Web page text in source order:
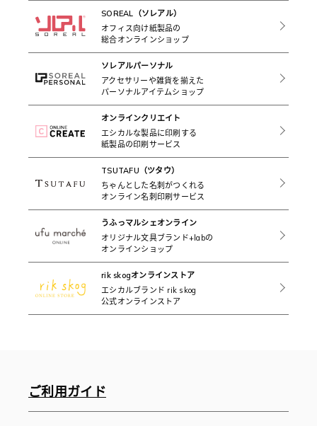
SOREAL（ソレアル）
オフィス向け紙製品の
総合オンラインショップ
ソレアルパーソナル
アクセサリーや雑貨を揃えた
パーソナルアイテムショップ
オンラインクリエイト
エシカルな製品に印刷する
紙製品の印刷サービス
TSUTAFU（ツタウ）
ちゃんとした名刺がつくれる
オンライン名刺印刷サービス
うふっマルシェオンライン
オリジナル文具ブランド+labの
オンラインショップ
rik skogオンラインストア
エシカルブランド rik skog
公式オンラインストア
ご利用ガイド